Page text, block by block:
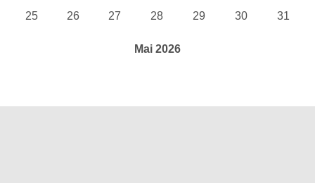
25
26 27 28 29 30 31
Mai 2026